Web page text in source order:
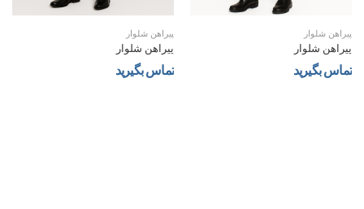
پیراهن شلوار
پیراهن شلوار
تماس بگیرید
پیراهن شلوار
پیراهن شلوار
تماس بگیرید